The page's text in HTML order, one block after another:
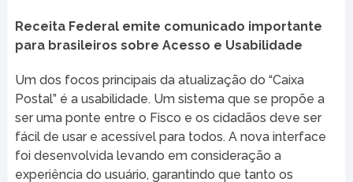
Receita Federal emite comunicado importante
para brasileiros sobre Acesso e Usabilidade
Um dos focos principais da atualização do “Caixa
Postal” é a usabilidade. Um sistema que se propõe a
ser uma ponte entre o Fisco e os cidadãos deve ser
fácil de usar e acessível para todos. A nova interface
foi desenvolvida levando em consideração a
experiência do usuário, garantindo que tanto os